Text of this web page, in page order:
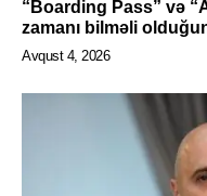
“Boarding Pass” və
zamanı bilməli
Avqust 4, 2026